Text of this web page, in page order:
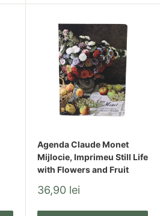
Agenda Claude Monet
Mijlocie, Imprimeu Still Life
with Flowers and Fruit
Pret
redus
36,90 lei